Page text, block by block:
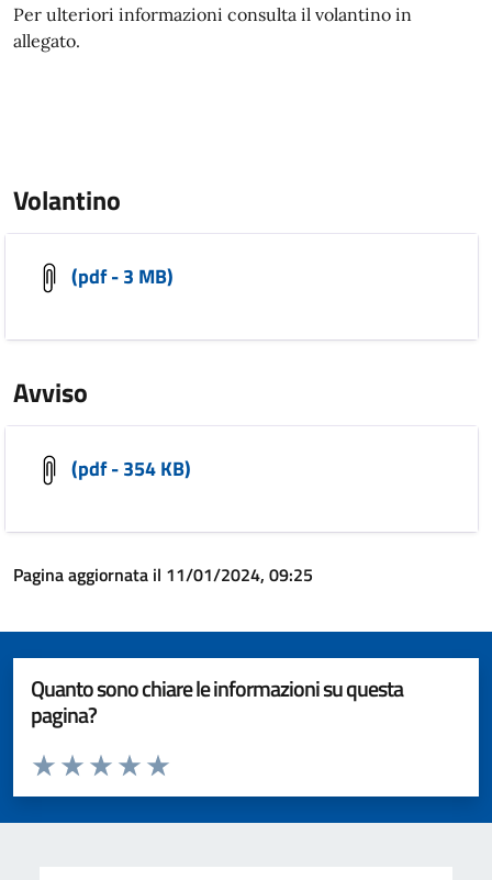
Per ulteriori informazioni consulta il volantino in
allegato.
Volantino
(pdf - 3 MB)
Avviso
(pdf - 354 KB)
Pagina aggiornata il 11/01/2024, 09:25
Quanto sono chiare le informazioni su questa
pagina?
Valuta da 1 a 5 stelle la pagina
Valuta 5 stelle su 5
Valuta 4 stelle su 5
Valuta 3 stelle su 5
Valuta 2 stelle su 5
Valuta 1 stelle su 5